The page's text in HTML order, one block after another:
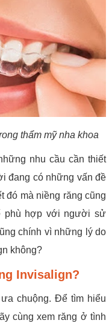
thẩm mỹ nha khoa
nhu cầu cần thiết
đang có những vấn đề
đó mà niềng răng cũng
phù hợp với người sử
chính vì những lý do
không?
Invisalign?
chuộng. Để tìm hiểu
cùng xem răng ở tình